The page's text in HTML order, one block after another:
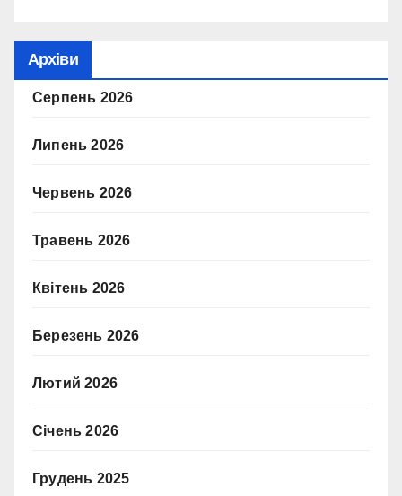
Архіви
Серпень 2026
Липень 2026
Червень 2026
Травень 2026
Квітень 2026
Березень 2026
Лютий 2026
Січень 2026
Грудень 2025